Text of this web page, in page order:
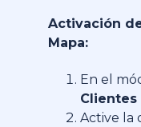
Activación
Mapa:
En el
Clientes
Active la